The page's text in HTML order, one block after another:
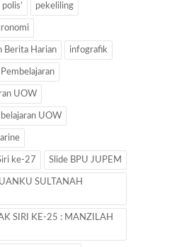
polis’ pekeliling
Berita Harian infografik
UOW
UOW
ke-27 Slide BPU JUPEM
SULTANAH
SIRI KE-25 : MANZILAH